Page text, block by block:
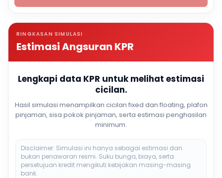
RINGKASAN SIMULASI
Estimasi Angsuran KPR
Lengkapi data KPR untuk melihat estimasi
cicilan.
Hasil simulasi menampilkan cicilan fixed dan floating, plafon
pinjaman, sisa pokok pinjaman, serta estimasi penghasilan
minimum.
Disclaimer: Simulasi ini hanya sebagai estimasi dan
bukan penawaran resmi. Suku bunga, biaya, serta
persetujuan kredit mengikuti kebijakan masing-masing
bank.